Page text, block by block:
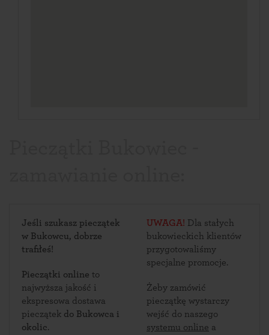
Jeśli szukasz pieczątek
w Bukowcu, dobrze
trafiłeś!
Pieczątki online to
najwyższa jakość i
ekspresowa dostawa
pieczątek do Bukowca i
okolic.
UWAGA! Dla stałych
bukowieckich klientów
przygotowaliśmy
specjalne promocje.
Żeby zamówić
pieczątkę wystarczy
wejść do naszego
systemu online a